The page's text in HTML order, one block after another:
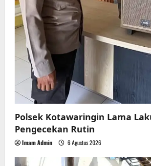
Polsek Kotawaringin Lama
Pengecekan Rutin
Imam Admin 6 Agustus 2026